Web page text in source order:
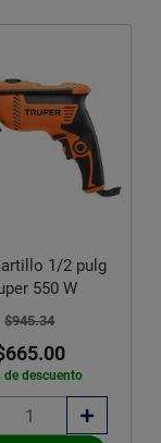
1/2 pulg
550 W
$945.34
de descuento